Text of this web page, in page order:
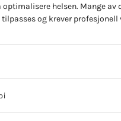
helsen. Mange av
og krever profesjonell